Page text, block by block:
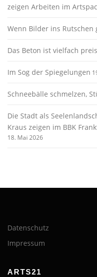
zeigen Arbeiten im
Wenn Bilder ins Rutschen
Das Beton ist vielfach
Im Sog der Spiegelungen
Schneebälle schmelzen,
Die Stadt als
Kraus zeigen im BBK
18. Mai 2026
Datenschutz
Impressum
ARTS21